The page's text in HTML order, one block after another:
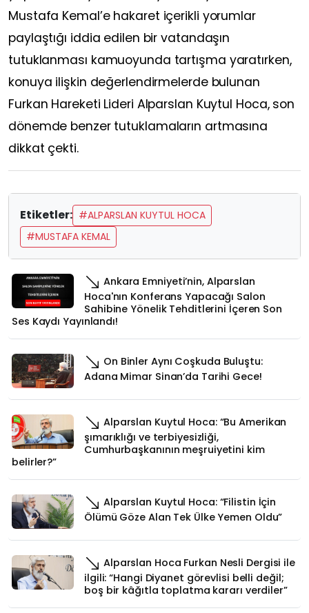
Mustafa Kemal’e hakaret içerikli yorumlar
paylaştığı iddia edilen bir vatandaşın
tutuklanması kamuoyunda tartışma yaratırken,
konuya ilişkin değerlendirmelerde bulunan
Furkan Hareketi Lideri Alparslan Kuytul Hoca, son
dönemde benzer tutuklamaların artmasına
dikkat çekti.
Etiketler: #ALPARSLAN KUYTUL HOCA
#MUSTAFA KEMAL
Ankara Emniyeti’nin, Alparslan
Hoca'nın Konferans Yapacağı Salon
Sahibine Yönelik Tehditlerini İçeren Son
Ses Kaydı Yayınlandı!
On Binler Aynı Coşkuda Buluştu:
Adana Mimar Sinan’da Tarihi Gece!
Alparslan Kuytul Hoca: “Bu Amerikan
şımarıklığı ve terbiyesizliği,
Cumhurbaşkanının meşruiyetini kim
belirler?”
Alparslan Kuytul Hoca: “Filistin İçin
Ölümü Göze Alan Tek Ülke Yemen Oldu”
Alparslan Hoca Furkan Nesli Dergisi ile
ilgili: “Hangi Diyanet görevlisi belli değil;
boş bir kâğıtla toplatma kararı verdiler”